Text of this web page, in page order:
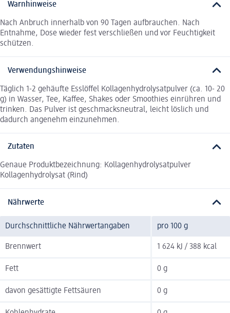
Warnhinweise
Nach Anbruch innerhalb von 90 Tagen aufbrauchen. Nach
Entnahme, Dose wieder fest verschließen und vor Feuchtigkeit
schützen.
Verwendungshinweise
Täglich 1-2 gehäufte Esslöffel Kollagenhydrolysatpulver (ca. 10- 20
g) in Wasser, Tee, Kaffee, Shakes oder Smoothies einrühren und
trinken. Das Pulver ist geschmacksneutral, leicht löslich und
dadurch angenehm einzunehmen.
Zutaten
Genaue Produktbezeichnung: Kollagenhydrolysatpulver
Kollagenhydrolysat (Rind)
Nährwerte
Durchschnittliche Nährwertangaben pro 100 g
Brennwert 1 624 kJ / 388 kcal
Fett 0 g
davon gesättigte Fettsäuren 0 g